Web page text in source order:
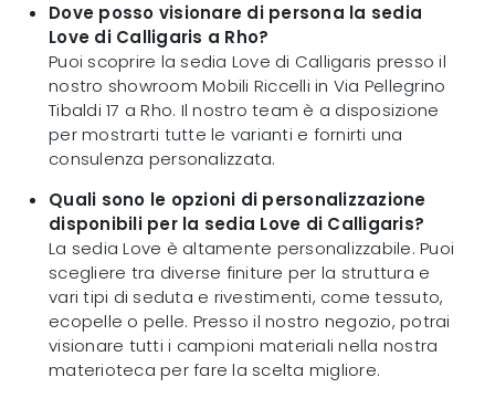
Dove posso visionare di persona la sedia
Love di Calligaris a Rho?
Puoi scoprire la sedia Love di Calligaris presso il
nostro showroom Mobili Riccelli in Via Pellegrino
Tibaldi 17 a Rho. Il nostro team è a disposizione
per mostrarti tutte le varianti e fornirti una
consulenza personalizzata.
Quali sono le opzioni di personalizzazione
disponibili per la sedia Love di Calligaris?
La sedia Love è altamente personalizzabile. Puoi
scegliere tra diverse finiture per la struttura e
vari tipi di seduta e rivestimenti, come tessuto,
ecopelle o pelle. Presso il nostro negozio, potrai
visionare tutti i campioni materiali nella nostra
materioteca per fare la scelta migliore.